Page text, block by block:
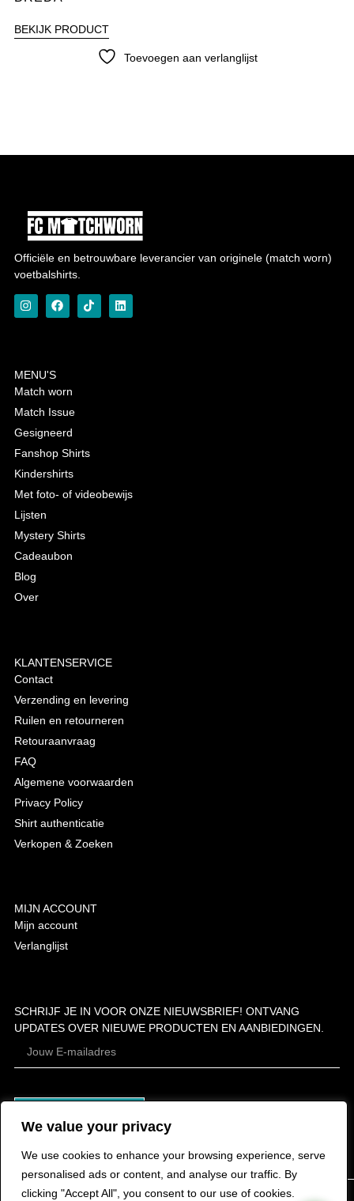
We value your privacy
We use cookies to enhance your browsing experience, serve
personalised ads or content, and analyse our traffic. By
clicking "Accept All", you consent to our use of cookies.
BEKIJK PRODUCT
Toevoegen aan verlanglijst
Officiële en betrouwbare leverancier van originele (match worn)
voetbalshirts.
MENU'S
Match worn
Match Issue
Gesigneerd
Fanshop Shirts
Kindershirts
Met foto- of videobewijs
Lijsten
Mystery Shirts
Cadeaubon
Blog
Over
KLANTENSERVICE
Contact
Verzending en levering
Ruilen en retourneren
Retouraanvraag
FAQ
Algemene voorwaarden
Privacy Policy
Shirt authenticatie
Verkopen & Zoeken
MIJN ACCOUNT
Mijn account
Verlanglijst
SCHRIJF JE IN VOOR ONZE NIEUWSBRIEF! ONTVANG
UPDATES OVER NIEUWE PRODUCTEN EN AANBIEDINGEN.